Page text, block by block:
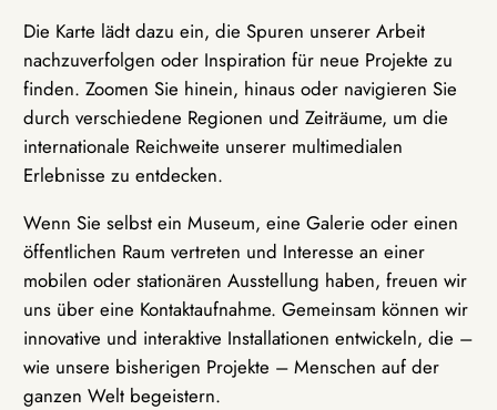
Die Karte lädt dazu ein, die Spuren unserer Arbeit
nachzuverfolgen oder Inspiration für neue Projekte zu
finden. Zoomen Sie hinein, hinaus oder navigieren Sie
durch verschiedene Regionen und Zeiträume, um die
internationale Reichweite unserer multimedialen
Erlebnisse zu entdecken.
Wenn Sie selbst ein Museum, eine Galerie oder einen
öffentlichen Raum vertreten und Interesse an einer
mobilen oder stationären Ausstellung haben, freuen wir
uns über eine Kontaktaufnahme. Gemeinsam können wir
innovative und interaktive Installationen entwickeln, die –
wie unsere bisherigen Projekte – Menschen auf der
ganzen Welt begeistern.